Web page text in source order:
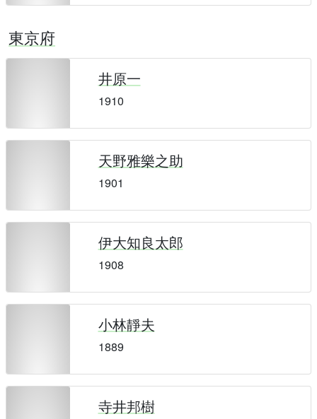
東京府
井原一
1910
天野雅樂之助
1901
伊大知良太郎
1908
小林靜夫
1889
寺井邦樹